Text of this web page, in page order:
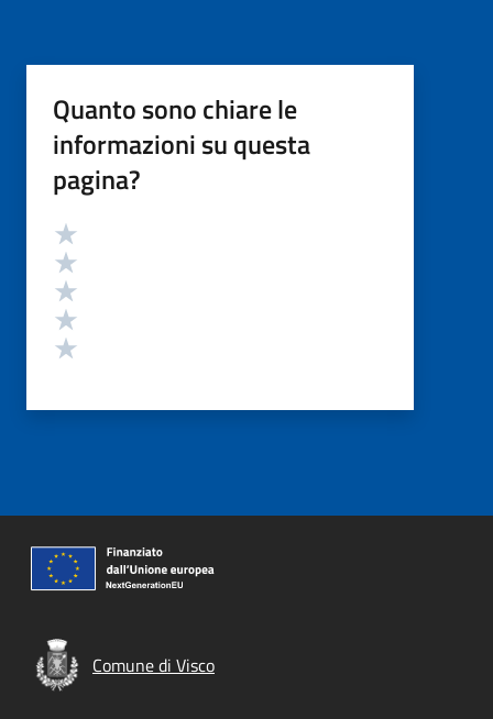
Quanto sono chiare le
informazioni su questa
pagina?
Valutazione
Comune di Visco